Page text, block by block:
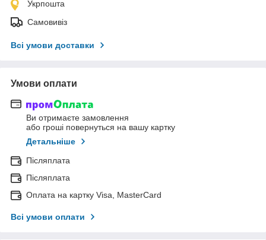
Укрпошта
Самовивіз
Всі умови доставки
Умови оплати
Ви отримаєте замовлення
або гроші повернуться на вашу картку
Детальніше
Післяплата
Післяплата
Оплата на картку Visa, MasterCard
Всі умови оплати